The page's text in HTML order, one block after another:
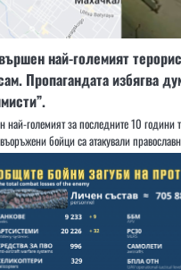
най-големият
Пропагандата избягва
най-големият за последните 10 години
бойци са атакували